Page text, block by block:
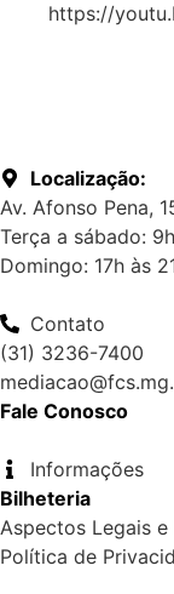
https://
Localização:
Av. Afonso Pena,
Terça a sábado:
Domingo: 17h às
Contato
(31) 3236-7400
Fale Conosco
Informações
Bilheteria
Aspectos Legais
Política de